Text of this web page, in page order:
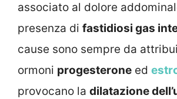
associato al dolore
presenza di fastidiosi gas
cause sono sempre da
ormoni progesterone ed
provocano la dilatazione